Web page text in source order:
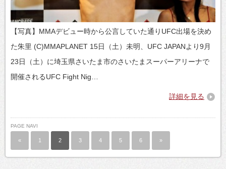
【写真】MMAデビュー時から公言していた通りUFC出場を決め
た朱里 (C)MMAPLANET 15日（土）未明、UFC JAPANより9月
23日（土）に埼玉県さいたま市のさいたまスーパーアリーナで
開催されるUFC Fight Nig…
詳細を見る
PAGE NAVI
« 1 2 3 4 5 6 »